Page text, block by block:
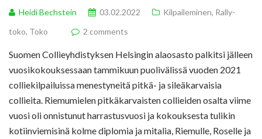
Heidi Bechstein 03.02.2022 Kilpaileminen, Rally-
toko, Toko 2 comments
Suomen Collieyhdistyksen Helsingin alaosasto palkitsi jälleen
vuosikokouksessaan tammikuun puolivälissä vuoden 2021
colliekilpailuissa menestyneitä pitkä- ja sileäkarvaisia
collieita. Riemumielen pitkäkarvaisten collieiden osalta viime
vuosi oli onnistunut harrastusvuosi ja kokouksesta tulikin
kotiinviemisinä kolme diplomia ja mitalia, Riemulle, Roselle ja